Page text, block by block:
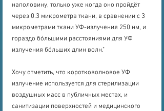
наполовину, только уже когда оно пройдёт
через 0.3 микрометра ткани, в сравнении с 3
микрометрами ткани УФ-излучения 250 нм, и
гораздо бóльшими расстояниями для УФ
излучения бóльших длин волн."
Хочу отметить, что коротковолновое УФ
излучение используется для стерилизации
воздушных масс в публичных местах, и
санитизации поверхностей и медицинского